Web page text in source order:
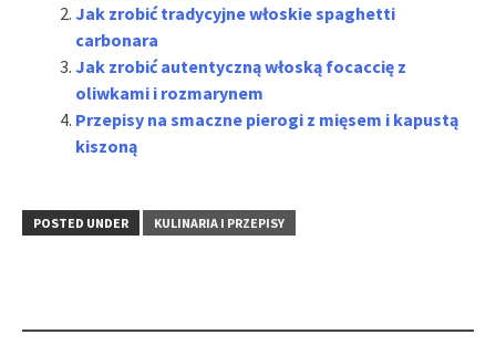
Jak zrobić tradycyjne włoskie spaghetti
carbonara
Jak zrobić autentyczną włoską focaccię z
oliwkami i rozmarynem
Przepisy na smaczne pierogi z mięsem i kapustą
kiszoną
POSTED UNDER KULINARIA I PRZEPISY